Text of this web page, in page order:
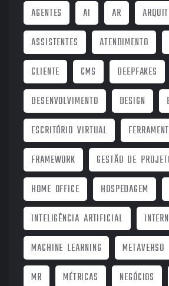
AGENTES AI AR
ASSISTENTES
ATENDIMENTO
CLIENTE
CMS
DEEPFAKES
DESENVOLVIMENTO
DESIGN
ESCRITÓRIO VIRTUAL
FRAMEWORK
GESTÃO DE
HOME OFFICE
HOSPEDAGEM
INTELIGÊNCIA ARTIFICIAL
MACHINE LEARNING
METAVERSO
MR
MÉTRICAS NEGÓCIOS